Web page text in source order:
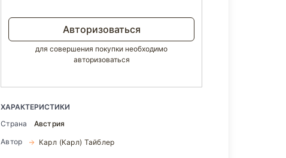
Авторизоваться
для совершения покупки необходимо
авторизоваться
ХАРАКТЕРИСТИКИ
Страна
Австрия
Автор
Карл (Карл) Тайблер